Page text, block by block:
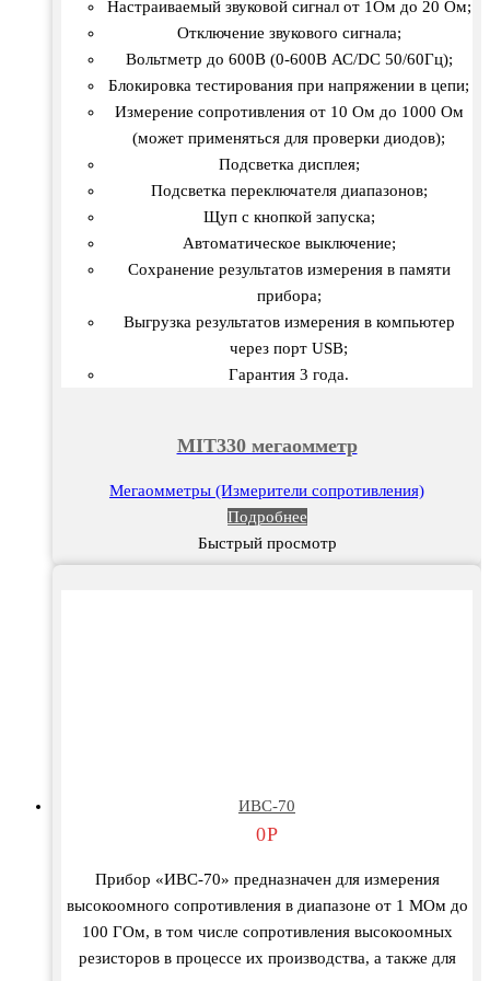
Настраиваемый звуковой сигнал от 1Ом до 20 Ом;
Отключение звукового сигнала;
Вольтметр до 600В (0-600В АС/DC 50/60Гц);
Блокировка тестирования при напряжении в цепи;
Измерение сопротивления от 10 Ом до 1000 Ом
(может применяться для проверки диодов);
Подсветка дисплея;
Подсветка переключателя диапазонов;
Щуп с кнопкой запуска;
Автоматическое выключение;
Сохранение результатов измерения в памяти
прибора;
Выгрузка результатов измерения в компьютер
через порт USB;
Гарантия 3 года.
MIT330 мегаомметр
Мегаомметры (Измерители сопротивления)
Подробнее
Быстрый просмотр
ИВС-70
0Р
Прибор «ИВС-70» предназначен для измерения
высокоомного сопротивления в диапазоне от 1 МОм до
100 ГОм, в том числе сопротивления высокоомных
резисторов в процессе их производства, а также для